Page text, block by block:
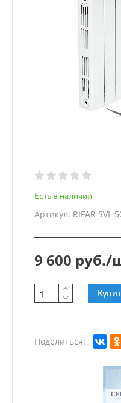
Есть в наличии
Артикул: RIFAR SVL
9 600 руб./
Поделиться: